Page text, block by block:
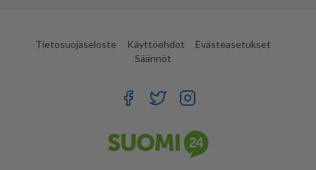
Tietosuojaseloste Käyttöehdot
Evästeasetukset
Säännöt